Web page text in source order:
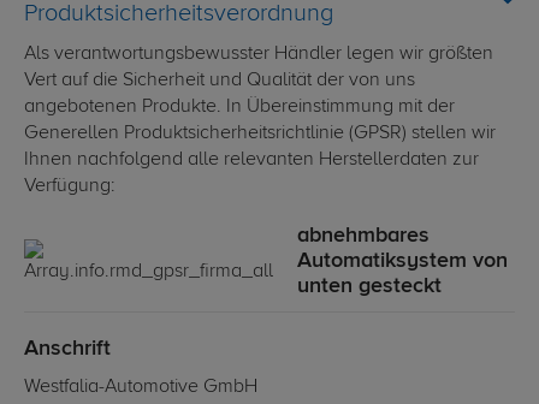
Produktsicherheitsverordnung
Als verantwortungsbewusster Händler legen wir größten
Vert auf die Sicherheit und Qualität der von uns
angebotenen Produkte. In Übereinstimmung mit der
Generellen Produktsicherheitsrichtlinie (GPSR) stellen wir
Ihnen nachfolgend alle relevanten Herstellerdaten zur
Verfügung:
abnehmbares
Automatiksystem von
unten gesteckt
Anschrift
Westfalia-Automotive GmbH